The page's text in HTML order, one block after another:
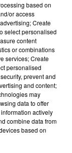
SAMEDI 28 MARS" À
based on
or access
Create
select personalised
content
or combinations
services; Create
personalised
prevent and
and content;
may
data to offer
actively
combine data from
based on